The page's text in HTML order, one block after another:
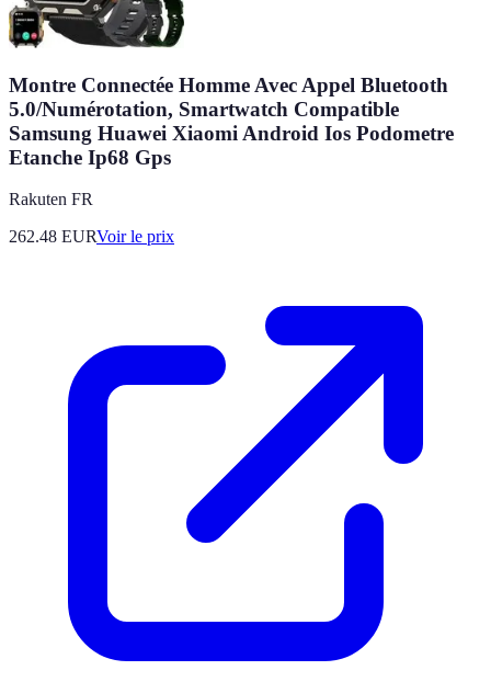
Montre Connectée Homme Avec Appel Bluetooth
5.0/Numérotation, Smartwatch Compatible
Samsung Huawei Xiaomi Android Ios Podometre
Etanche Ip68 Gps
Rakuten FR
262.48 EURVoir le prix